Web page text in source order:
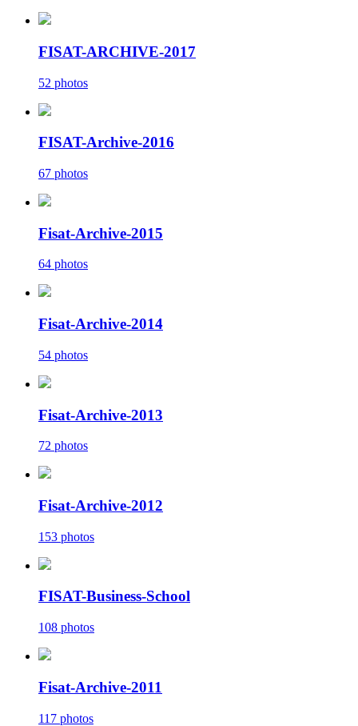
FISAT-ARCHIVE-2017
52 photos
FISAT-Archive-2016
67 photos
Fisat-Archive-2015
64 photos
Fisat-Archive-2014
54 photos
Fisat-Archive-2013
72 photos
Fisat-Archive-2012
153 photos
FISAT-Business-School
108 photos
Fisat-Archive-2011
117 photos